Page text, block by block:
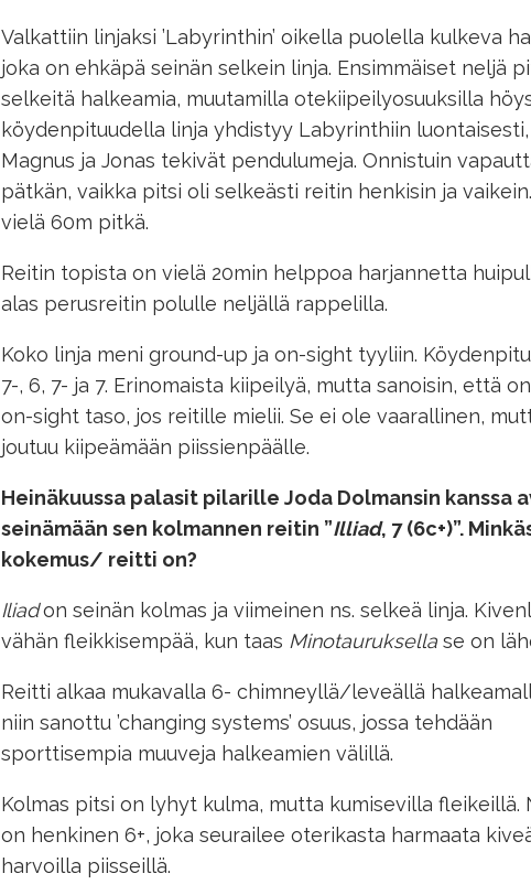
Valkattiin linjaksi ’Labyrinthin’ oikella puolella kulkeva
joka on ehkäpä seinän selkein linja. Ensimmäiset neljä
selkeitä halkeamia, muutamilla otekiipeilyosuuksilla
köydenpituudella linja yhdistyy Labyrinthiin
Magnus ja Jonas tekivät pendulumeja. Onnistuin
pätkän, vaikka pitsi oli selkeästi reitin henkisin ja
vielä 60m pitkä.
Reitin topista on vielä 20min helppoa harjannetta
alas perusreitin polulle neljällä rappelilla.
Koko linja meni ground-up ja on-sight tyyliin.
7-, 6, 7- ja 7. Erinomaista kiipeilyä, mutta sanoisin, että
on-sight taso, jos reitille mielii. Se ei ole vaarallinen,
joutuu kiipeämään piissienpäälle.
Heinäkuussa palasit pilarille Joda Dolmansin kanssa
seinämään sen kolmannen reitin ”Illiad, 7 (6c+)”.
kokemus/ reitti on?
Iliad on seinän kolmas ja viimeinen ns. selkeä linja.
vähän fleikkisempää, kun taas Minotauruksellase on
Reitti alkaa mukavalla 6- chimneyllä/leveällä
niin sanottu ’changing systems’ osuus, jossa tehdään
sporttisempia muuveja halkeamien välillä.
Kolmas pitsi on lyhyt kulma, mutta kumisevilla fleikeillä.
on henkinen 6+, joka seurailee oterikasta harmaata
harvoilla piisseillä.